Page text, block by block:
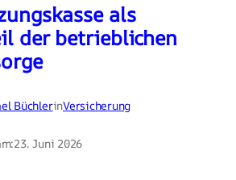
als
der betrieblichen
BüchlerinVersicherung
23. Juni 2026